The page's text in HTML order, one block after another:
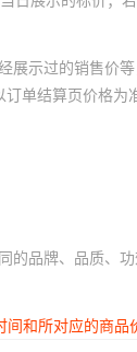
示过的销售价等
单结算页价格为
品牌、品质、功
和所对应的商品